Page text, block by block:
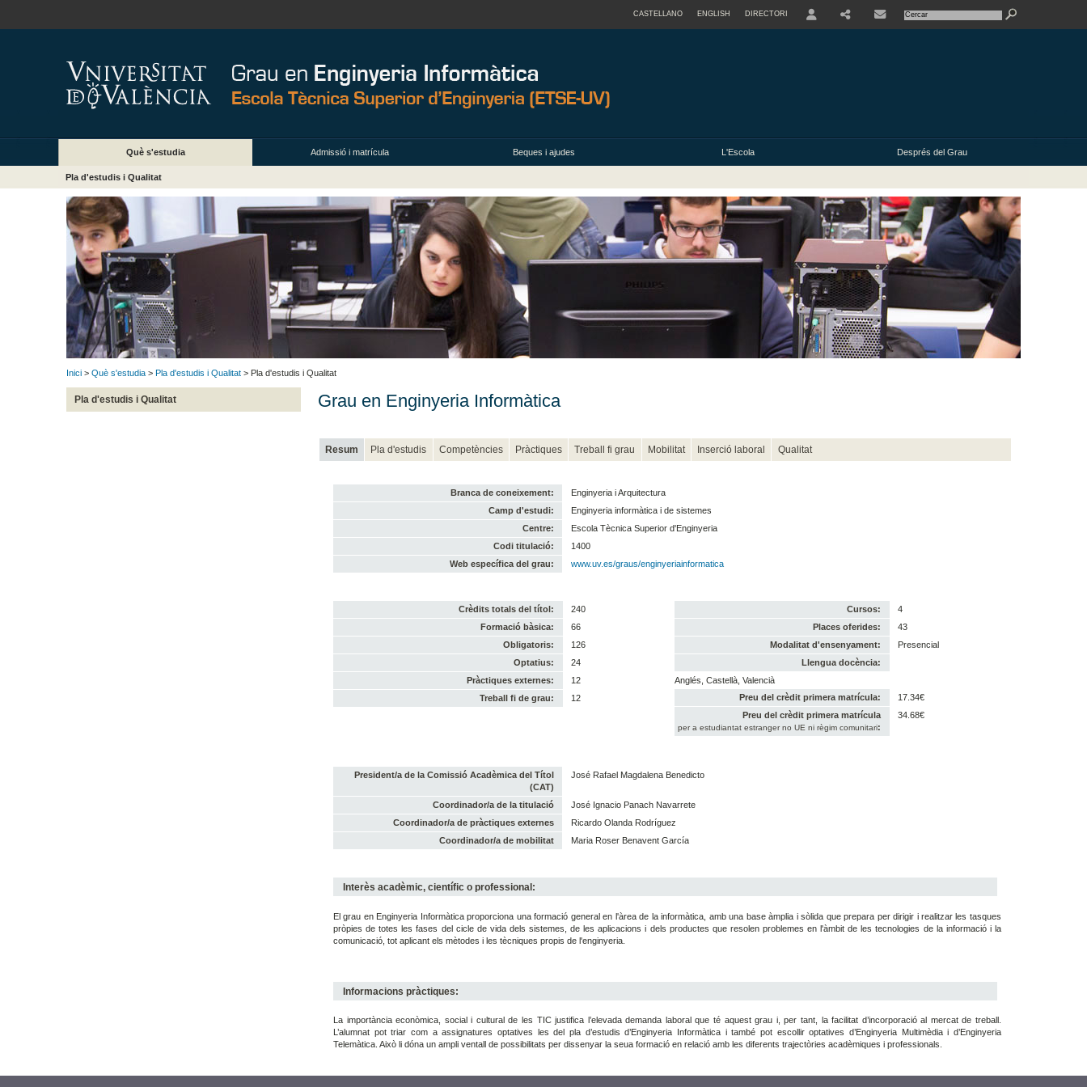
CASTELLANO ENGLISH DIRECTORI
Què s'estudia Admissió i matrícula Beques i ajudes L'Escola Després del Grau
Pla d'estudis i Qualitat
Inici > Què s'estudia > Pla d'estudis i Qualitat > Pla d'estudis i Qualitat
Pla d'estudis i Qualitat Grau en Enginyeria Informàtica
Resum Pla d'estudis Competències Pràctiques Treball fi grau Mobilitat Inserció laboral Qualitat
Branca de coneixement:
Enginyeria i Arquitectura
Camp d'estudi:
Enginyeria informàtica i de sistemes
Centre:
Escola Tècnica Superior d'Enginyeria
Codi titulació:
1400
Web específica del grau:
www.uv.es/graus/enginyeriainformatica
Crèdits totals del títol:
240
Formació bàsica:
66
Obligatoris:
126
Optatius:
24
Pràctiques externes:
12
Treball fi de grau:
12
Cursos:
4
Places oferides:
43
Modalitat d'ensenyament:
Presencial
Llengua docència:
Anglés, Castellà, Valencià
Preu del crèdit primera matrícula:
17.34€
Preu del crèdit primera matrícula
per a estudiantat estranger no UE ni règim comunitari:
34.68€
President/a de la Comissió Acadèmica del Títol
(CAT)
José Rafael Magdalena Benedicto
Coordinador/a de la titulació
José Ignacio Panach Navarrete
Coordinador/a de pràctiques externes
Ricardo Olanda Rodríguez
Coordinador/a de mobilitat
Maria Roser Benavent García
Interès acadèmic, científic o professional:
El grau en Enginyeria Informàtica proporciona una formació general en l'àrea de la informàtica, amb una base àmplia i sòlida que prepara per dirigir i realitzar les tasques
pròpies de totes les fases del cicle de vida dels sistemes, de les aplicacions i dels productes que resolen problemes en l'àmbit de les tecnologies de la informació i la
comunicació, tot aplicant els mètodes i les tècniques propis de l'enginyeria.
Informacions pràctiques:
La importància econòmica, social i cultural de les TIC justifica l’elevada demanda laboral que té aquest grau i, per tant, la facilitat d’incorporació al mercat de treball.
L’alumnat pot triar com a assignatures optatives les del pla d’estudis d’Enginyeria Informàtica i també pot escollir optatives d’Enginyeria Multimèdia i d’Enginyeria
Telemàtica. Això li dóna un ampli ventall de possibilitats per dissenyar la seua formació en relació amb les diferents trajectòries acadèmiques i professionals.